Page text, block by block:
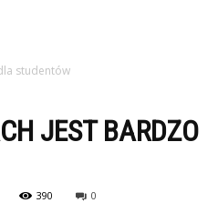
studentów
JEST BARDZO
390 0